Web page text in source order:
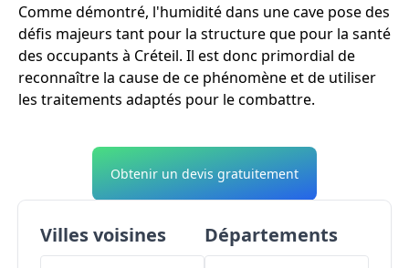
Comme démontré, l'humidité dans une cave pose des
défis majeurs tant pour la structure que pour la santé
des occupants à Créteil. Il est donc primordial de
reconnaître la cause de ce phénomène et de utiliser
les traitements adaptés pour le combattre.
Obtenir un devis gratuitement
Villes voisines Départements